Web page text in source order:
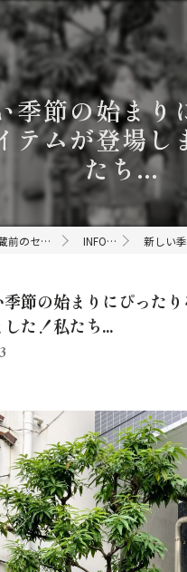
季節の始まり
テムが登場し
たち...
東京都蔵前のセレクトショップならJ's INFORMATION 新しい季節の始ま
季節の始まりにぴった
た！私たち...